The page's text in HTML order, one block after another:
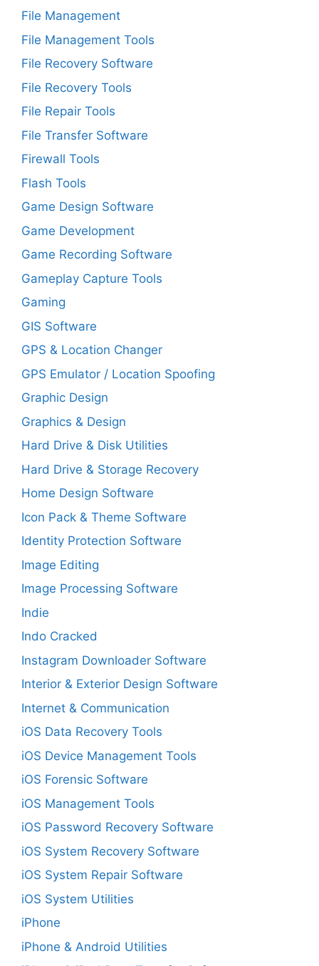
File Management
File Management Tools
File Recovery Software
File Recovery Tools
File Repair Tools
File Transfer Software
Firewall Tools
Flash Tools
Game Design Software
Game Development
Game Recording Software
Gameplay Capture Tools
Gaming
GIS Software
GPS & Location Changer
GPS Emulator / Location Spoofing
Graphic Design
Graphics & Design
Hard Drive & Disk Utilities
Hard Drive & Storage Recovery
Home Design Software
Icon Pack & Theme Software
Identity Protection Software
Image Editing
Image Processing Software
Indie
Indo Cracked
Instagram Downloader Software
Interior & Exterior Design Software
Internet & Communication
iOS Data Recovery Tools
iOS Device Management Tools
iOS Forensic Software
iOS Management Tools
iOS Password Recovery Software
iOS System Recovery Software
iOS System Repair Software
iOS System Utilities
iPhone
iPhone & Android Utilities